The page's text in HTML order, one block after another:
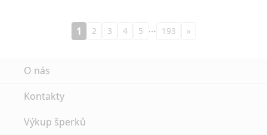
1 2 3 4 5 … 193 »
O nás
Kontakty
Výkup šperků